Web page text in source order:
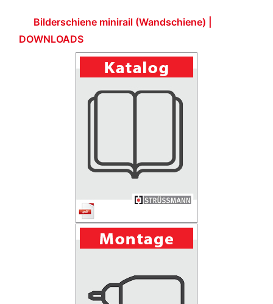
Bilderschiene minirail (Wandschiene) |
DOWNLOADS